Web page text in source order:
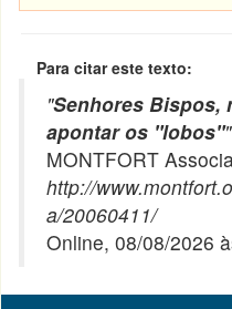
Para citar este texto:
"Senhores Bispos,
apontar os "lobos""
MONTFORT
http://
a/20060411/
Online, 08/08/2026